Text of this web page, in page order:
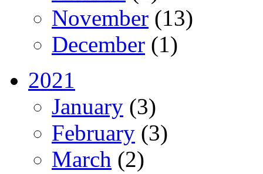
November (13)
December (1)
2021
January (3)
February (3)
March (2)